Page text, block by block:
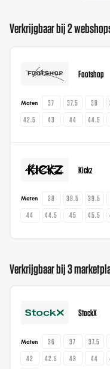
Verkrijgbaar bij 2
Footshop
Maten 37 37.5 38
42.5
43 44 44.5
Kickz
Maten 38 38.5 39.5
44
44.5 45 45.5
Verkrijgbaar bij 3
StockX
Maten 36 37 37.5
42
42.5 43 44